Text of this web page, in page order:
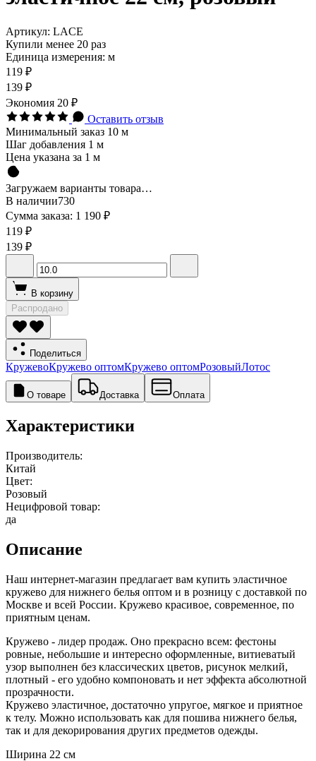
Артикул: LACE
Купили менее 20 раз
Единица измерения: м
119 ₽
139 ₽
Экономия 20 ₽
Оставить отзыв
Минимальный заказ 10 м
Шаг добавления 1 м
Цена указана за 1 м
Загружаем варианты товара…
В наличии730
Сумма заказа: 1 190 ₽
119 ₽
139 ₽
В корзину
Распродано
Поделиться
КружевоКружево оптомКружево оптомРозовыйЛотос
О товаре Доставка Оплата
Характеристики
Производитель:
Китай
Цвет:
Розовый
Нецифровой товар:
да
Описание
Наш интернет-магазин предлагает вам купить эластичное
кружево для нижнего белья оптом и в розницу с доставкой по
Москве и всей России. Кружево красивое, современное, по
приятным ценам.
Кружево - лидер продаж. Оно прекрасно всем: фестоны
ровные, небольшие и интересно оформленные, витиеватый
узор выполнен без классических цветов, рисунок мелкий,
плотный - его удобно компоновать и нет эффекта абсолютной
прозрачности.
Кружево эластичное, достаточно упругое, мягкое и приятное
к телу. Можно использовать как для пошива нижнего белья,
так и для декорирования других предметов одежды.
Ширина 22 см